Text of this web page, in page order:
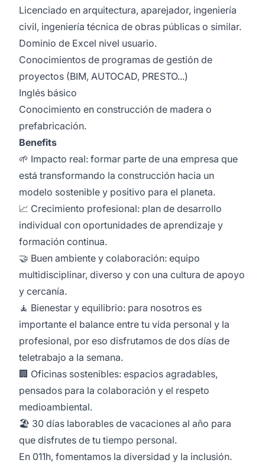
Licenciado en arquitectura, aparejador, ingeniería
civil, ingeniería técnica de obras públicas o similar.
Dominio de Excel nivel usuario.
Conocimientos de programas de gestión de
proyectos (BIM, AUTOCAD, PRESTO...)
Inglés básico
Conocimiento en construcción de madera o
prefabricación.
Benefits
🌱 Impacto real: formar parte de una empresa que
está transformando la construcción hacia un
modelo sostenible y positivo para el planeta.
📈 Crecimiento profesional: plan de desarrollo
individual con oportunidades de aprendizaje y
formación continua.
🤝 Buen ambiente y colaboración: equipo
multidisciplinar, diverso y con una cultura de apoyo
y cercanía.
🧘 Bienestar y equilibrio: para nosotros es
importante el balance entre tu vida personal y la
profesional, por eso disfrutamos de dos días de
teletrabajo a la semana.
🏢 Oficinas sostenibles: espacios agradables,
pensados para la colaboración y el respeto
medioambiental.
🏖️ 30 días laborables de vacaciones al año para
que disfrutes de tu tiempo personal.
En 011h, fomentamos la diversidad y la inclusión.